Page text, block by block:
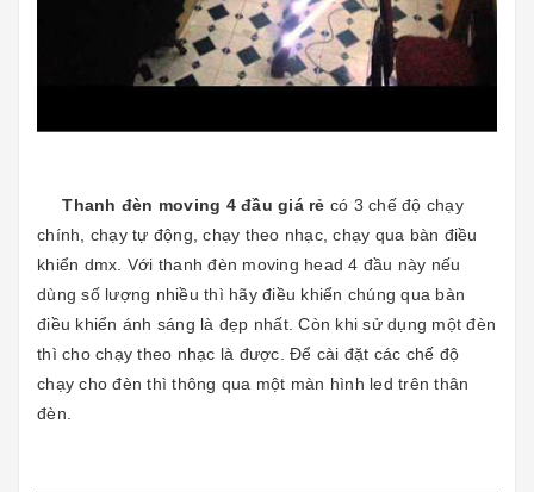
Thanh đèn moving 4 đầu giá rẻ có 3 chế độ chạy
chính, chạy tự động, chạy theo nhạc, chạy qua bàn điều
khiển dmx. Với thanh đèn moving head 4 đầu này nếu
dùng số lượng nhiều thì hãy điều khiển chúng qua bàn
điều khiển ánh sáng là đẹp nhất. Còn khi sử dụng một đèn
thì cho chạy theo nhạc là được. Để cài đặt các chế độ
chạy cho đèn thì thông qua một màn hình led trên thân
đèn.